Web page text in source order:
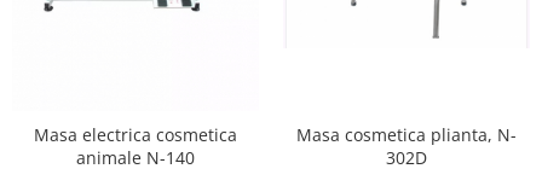
Masa electrica cosmetica
animale N-140
Masa cosmetica plianta, N-
302D